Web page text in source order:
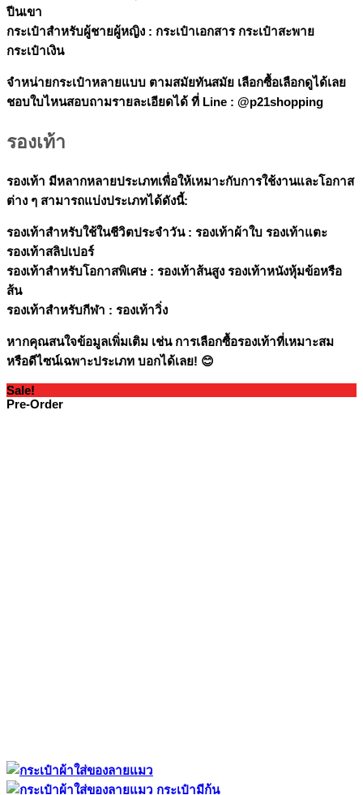
ปีนเขา
กระเป๋าสำหรับผู้ชายผู้หญิง : กระเป๋าเอกสาร กระเป๋าสะพาย
กระเป๋าเงิน
จำหน่ายกระเป๋าหลายแบบ ตามสมัยทันสมัย เลือกซื้อเลือกดูได้เลย
ชอบใบไหนสอบถามรายละเอียดได้ ที่ Line : @p21shopping
รองเท้า
รองเท้า มีหลากหลายประเภทเพื่อให้เหมาะกับการใช้งานและโอกาส
ต่าง ๆ สามารถแบ่งประเภทได้ดังนี้:
รองเท้าสำหรับใช้ในชีวิตประจำวัน : รองเท้าผ้าใบ รองเท้าแตะ
รองเท้าสลิปเปอร์
รองเท้าสำหรับโอกาสพิเศษ : รองเท้าส้นสูง รองเท้าหนังหุ้มข้อหรือ
ส้น
รองเท้าสำหรับกีฬา : รองเท้าวิ่ง
หากคุณสนใจข้อมูลเพิ่มเติม เช่น การเลือกซื้อรองเท้าที่เหมาะสม
หรือดีไซน์เฉพาะประเภท บอกได้เลย! 😊
Sale!
Pre-Order